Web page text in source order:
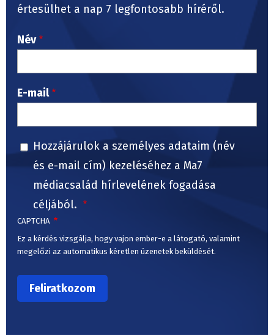
értesülhet a nap 7 legfontosabb híréről.
Név
E-mail
Hozzájárulok a személyes adataim (név
és e-mail cím) kezeléséhez a Ma7
médiacsalád hírlevelének fogadása
céljából.
CAPTCHA
Ez a kérdés vizsgálja, hogy vajon ember-e a látogató, valamint
megelőzi az automatikus kéretlen üzenetek beküldését.